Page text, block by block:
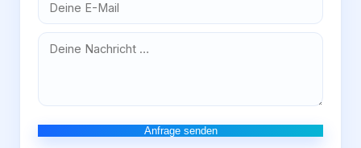
Anfrage senden